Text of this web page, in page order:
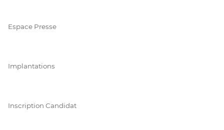
Espace Presse
Implantations
Inscription Candidat